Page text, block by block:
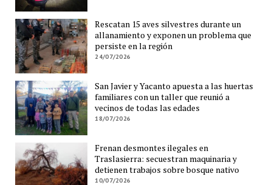
Rescatan 15 aves silvestres durante un
allanamiento y exponen un problema que
persiste en la región
24/07/2026
San Javier y Yacanto apuesta a las huertas
familiares con un taller que reunió a
vecinos de todas las edades
18/07/2026
Frenan desmontes ilegales en
Traslasierra: secuestran maquinaria y
detienen trabajos sobre bosque nativo
10/07/2026